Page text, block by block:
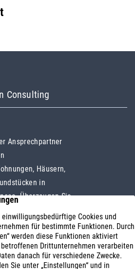
Consulting
Ansprechpartner
Häusern,
in
Überzeugen Sie
Impressum
Datenschutz